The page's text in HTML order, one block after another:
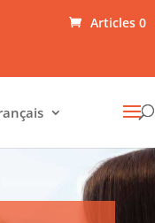
Articles 0